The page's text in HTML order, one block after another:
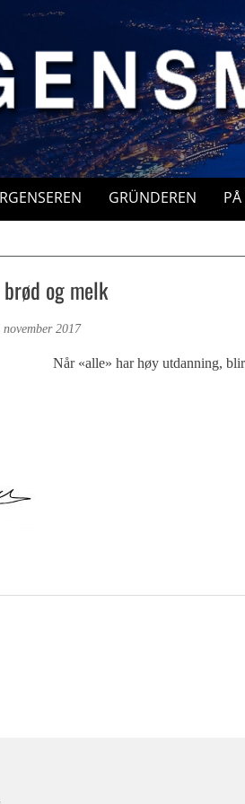
GRÜNDEREN
og melk
november 2017
Når «alle» har høy utdanning,